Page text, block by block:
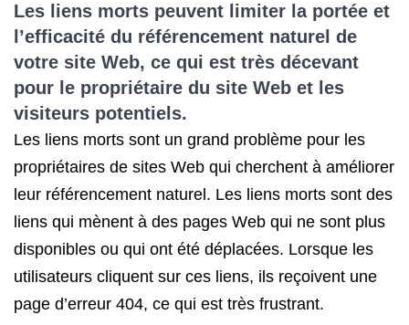
Les liens morts peuvent limiter la portée et
l’efficacité du référencement naturel de
votre site Web, ce qui est très décevant
pour le propriétaire du site Web et les
visiteurs potentiels.
Les liens morts sont un grand problème pour les
propriétaires de sites Web qui cherchent à améliorer
leur référencement naturel. Les liens morts sont des
liens qui mènent à des pages Web qui ne sont plus
disponibles ou qui ont été déplacées. Lorsque les
utilisateurs cliquent sur ces liens, ils reçoivent une
page d’erreur 404, ce qui est très frustrant.